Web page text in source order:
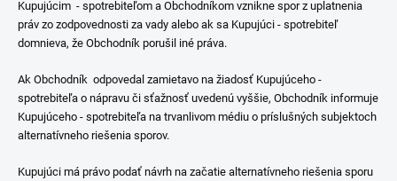
Kupujúcim - spotrebiteľom a Obchodníkom vznikne spor z uplatnenia
práv zo zodpovednosti za vady alebo ak sa Kupujúci - spotrebiteľ
domnieva, že Obchodník porušil iné práva.
Ak Obchodník odpovedal zamietavo na žiadosť Kupujúceho -
spotrebiteľa o nápravu či sťažnosť uvedenú vyššie, Obchodník informuje
Kupujúceho - spotrebiteľa na trvanlivom médiu o príslušných subjektoch
alternatívneho riešenia sporov.
Kupujúci má právo podať návrh na začatie alternatívneho riešenia sporu